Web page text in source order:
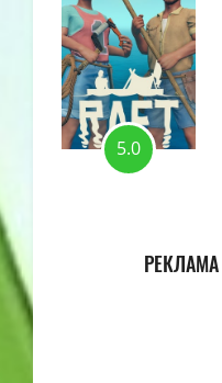
5.0
РЕКЛАМА